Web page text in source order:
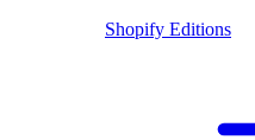
Shopify Editions